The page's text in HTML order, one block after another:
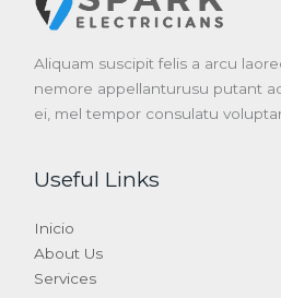
Aliquam suscipit felis a arcu
nemore appellanturusu putant
ei, mel tempor consulatu
Useful Links
Inicio
About Us
Services